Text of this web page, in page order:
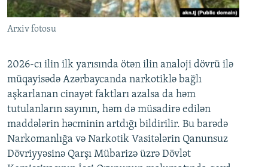
Arxiv fotosu
2026-cı ilin ilk yarısında ötən ilin analoji dövrü ilə
müqayisədə Azərbaycanda narkotiklə bağlı
aşkarlanan cinayət faktları azalsa da həm
tutulanların sayının, həm də müsadirə edilən
maddələrin həcminin artdığı bildirilir. Bu barədə
Narkomanlığa və Narkotik Vasitələrin Qanunsuz
Dövriyyəsinə Qarşı Mübarizə üzrə Dövlət